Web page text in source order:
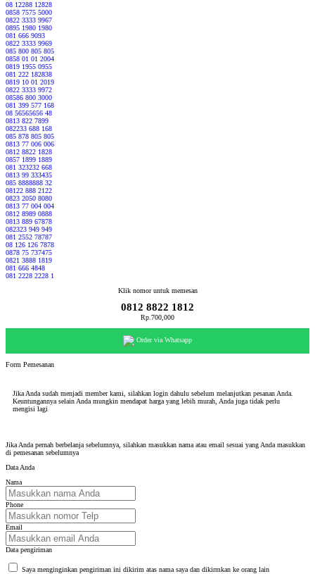
08 12288 12828
0858 7575 5000
0822 3333 9967
0895 1980 1980
081 666 9093
0822 3333 9969
085 800 805 805
0858 01 01 2004
0819 1955 0955
081 222 182838
0819 10 01 2019
0822 3333 9972
08586 800 3000
081 399 577 168
08 56565656 48
0813 822 7899
082233 688 168
085 878 805 805
0813 77 006 006
0812 8822 1828
0857 1899 1889
081 323232 668
0813 99 333435
085 8888888 32
08122 888 2122
0823 2050 8080
0813 77 004 004
0812 8989 0888
0813 889 67878
082323 949 949
081 2552 78787
08 126 126 7878
0878 75 737475
0821 3888 1819
081 666 4848
081 2228 2228 1
Klik nomor untuk memesan
0812 8822 1812
Rp.700,000
Order via Whatsapp
Form Pemesanan
Jika Anda sudah menjadi member kami, silahkan login dahulu sebelum melanjutkan pesanan Anda.
Keuntungannya selain Anda mungkin mendapat harga yang lebih murah, Anda juga tidak perlu
mengisi lagi
Jika Anda pernah berbelanja sebelumnya, silahkan masukkan nama atau email sesuai yang Anda masukkan
di pemesanan sebelumnya
Data Anda
Nama
Phone
Email
Data pengiriman
Saya menginginkan pengiriman ini dikirim atas nama saya dan dikirmkan ke orang lain